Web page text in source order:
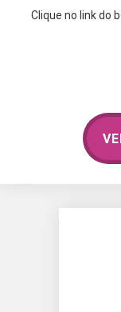
Clique no link do